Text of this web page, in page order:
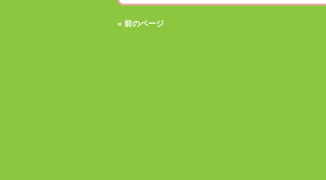
« 前のページ